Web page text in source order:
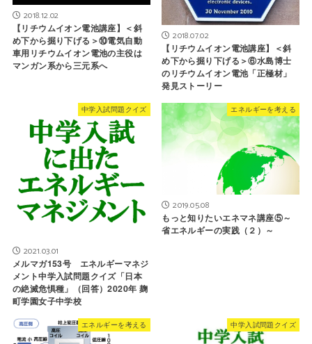
2018.12.02
【リチウムイオン電池講座】＜斜
め下から掘り下げる＞⑩電気自動
車用リチウムイオン電池の主役は
マンガン系から三元系へ
2018.07.02
【リチウムイオン電池講座】＜斜
め下から掘り下げる＞⑥水島博士
のリチウムイオン電池「正極材」
発見ストーリー
中学入試問題クイズ
2021.03.01
メルマガ153号 エネルギーマネジ
メント中学入試問題クイズ「日本
の絶滅危惧種」（回答）2020年 麹
町学園女子中学校
エネルギーを考える
2019.05.08
もっと知りたいエネマネ講座⑤～
省エネルギーの実践（２）～
エネルギーを考える 中学入試問題クイズ